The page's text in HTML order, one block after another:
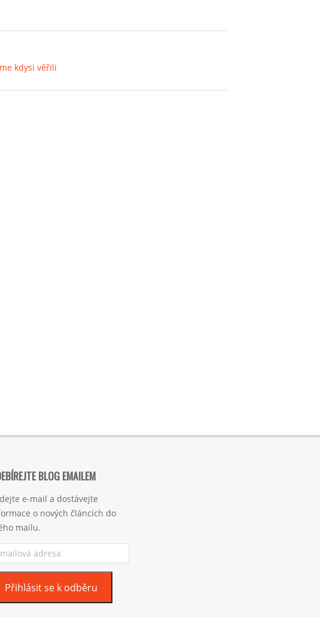
kdysi věřili
BLOG EMAILEM
e-mail a dostávejte
o nových článcích do
mailu.
Přihlásit se k odběru